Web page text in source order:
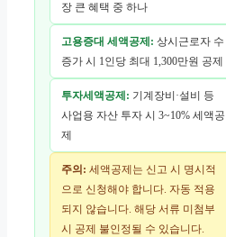
장 큰 혜택 중 하나
고용증대 세액공제: 상시근로자 수
증가 시 1인당 최대 1,300만원 공제
투자세액공제: 기계장비·설비 등
사업용 자산 투자 시 3~10% 세액공
제
주의: 세액공제는 신고 시 명시적
으로 신청해야 합니다. 자동 적용
되지 않습니다. 해당 서류 미첨부
시 공제 불인정될 수 있습니다.